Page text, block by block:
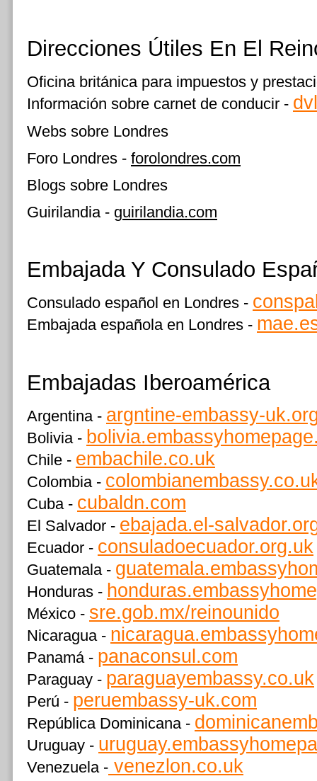
Direcciones Útiles En El
Oficina británica para impuestos y
Información sobre carnet de conducir -
Webs sobre Londres
Foro Londres - forolondres.com
Blogs sobre Londres
Guirilandia - guirilandia.com
Embajada Y Consulado
Consulado español en Londres -
Embajada española en Londres -
Embajadas Iberoamérica
Argentina - argntine-embassy-
Bolivia -
Chile - embachile.co.uk
Colombia -
Cuba - cubaldn.com
El Salvador - ebajada.el-
Ecuador - consuladoecuador.org.uk
Guatemala -
Honduras -
México - sre.gob.mx/reinounido
Nicaragua -
Panamá - panaconsul.com
Paraguay - paraguayembassy.co.uk
Perú - peruembassy-uk.com
República Dominicana -
Uruguay -
Venezuela - venezlon.co.uk